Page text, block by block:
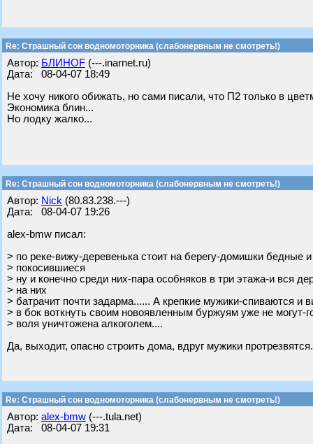
Re: Страшный сон водномоторника (слабонервным не смотреть!)
Автор: БЛИНОF (---.inarnet.ru)
Дата: 08-04-07 18:49
Не хочу никого обижать, но сами писали, что П2 только в
Экономика блин...
Но лодку жалко...
Re: Страшный сон водномоторника (слабонервным не смотреть!)
Автор: Nick (80.83.238.---)
Дата: 08-04-07 19:26
alex-bmw писал:
> по реке-вижу-деревенька стоит на берегу-домишки бедные и
> покосившиеся
> ну и конечно среди них-пара особняков в три этажа-и вся
> на них
> батрачит почти задарма...... А крепкие мужики-спиваются и
> в бок воткнуть своим новоявленным буржуям уже не могут-
> воля уничтожена алкоголем....
Да, выходит, опасно строить дома, вдруг мужики
Re: Страшный сон водномоторника (слабонервным не смотреть!)
Автор: alex-bmw (---.tula.net)
Дата: 08-04-07 19:31